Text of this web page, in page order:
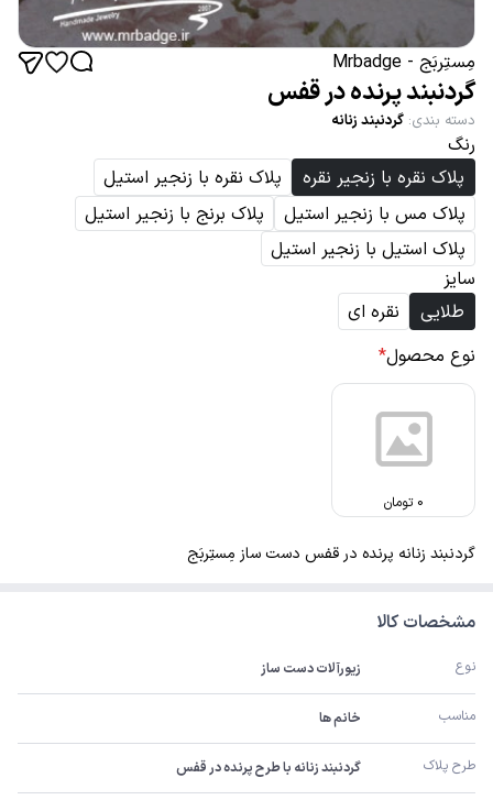
مِستِربَج - Mrbadge
گردنبند پرنده در قفس
دسته بندی: گردنبند زنانه
رنگ
پلاک نقره با زنجیر نقره
پلاک نقره با زنجیر استیل
پلاک مس با زنجیر استیل
پلاک برنج با زنجیر استیل
پلاک استیل با زنجیر استیل
سایز
طلایی
نقره ای
نوع محصول*
0 تومان
گردنبند زنانه پرنده در قفس دست ساز مِستِربَج
مشخصات کالا
نوع زیورآلات دست ساز
مناسب خانم ها
طرح پلاک گردنبند زنانه با طرح پرنده در قفس